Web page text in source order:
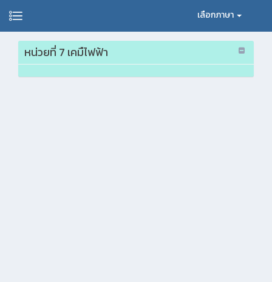
เลือกภาษา
หน่วยที่ 7 เคมืไฟฟ้า